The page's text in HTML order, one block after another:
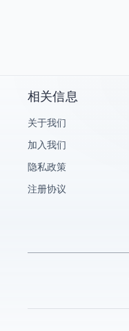
艾栖
CK-AUTO KEY
相关信息
关于我们
加入我们
隐私政策
注册协议